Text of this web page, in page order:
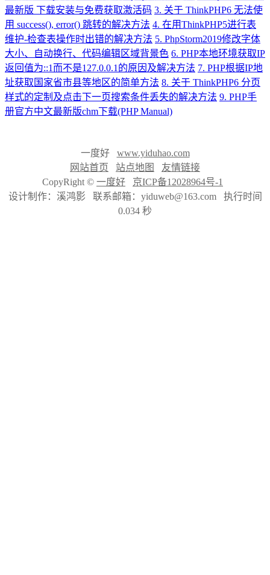
最新版 下载安装与免费获取激活码 3. 关于 ThinkPHP6 无法使
用 success(), error() 跳转的解决方法 4. 在用ThinkPHP5进行表
维护-检查表操作时出错的解决方法 5. PhpStorm2019修改字体
大小、自动换行、代码编辑区域背景色 6. PHP本地环境获取IP
返回值为::1而不是127.0.0.1的原因及解决方法 7. PHP根据IP地
址获取国家省市县等地区的简单方法 8. 关于 ThinkPHP6 分页
样式的定制及点击下一页搜索条件丢失的解决方法 9. PHP手
册官方中文最新版chm下载(PHP Manual)
一度好 www.yiduhao.com
网站首页
站点地图
友情链接
CopyRight © 一度好
京ICP备12028964号-1
设计制作：溪鸿影 联系邮箱：yiduweb@163.com 执行时间
0.034 秒